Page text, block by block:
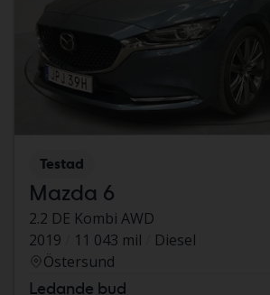
Testad
Mazda 6
2.2 DE Kombi AWD
2019
11 043 mil
Diesel
Östersund
Ledande bud